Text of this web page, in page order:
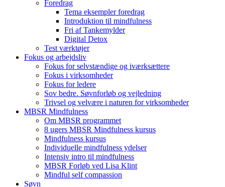
Foredrag
Tema eksempler foredrag
Introduktion til mindfulness
Fri af Tankemylder
Digital Detox
Test værktøjer
Fokus og arbejdsliv
Fokus for selvstændige og iværksættere
Fokus i virksomheder
Fokus for ledere
Sov bedre. Søvnforløb og vejledning
Trivsel og velvære i naturen for virksomheder
MBSR Mindfulness
Om MBSR programmet
8 ugers MBSR Mindfulness kursus
Mindfulness kursus
Individuelle mindfulness ydelser
Intensiv intro til mindfulness
MBSR Forløb ved Lisa Klint
Mindful self compassion
Søvn